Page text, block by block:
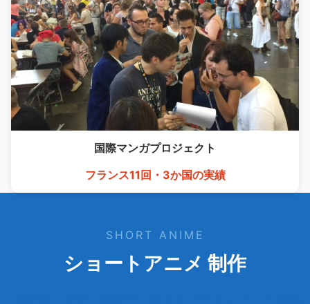
国際マンガプロジェクト
フランス11回・3か国の実績
SHORT ANIME
ショートアニメ 制作